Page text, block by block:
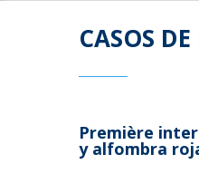
CASOS
Première
y alfombra